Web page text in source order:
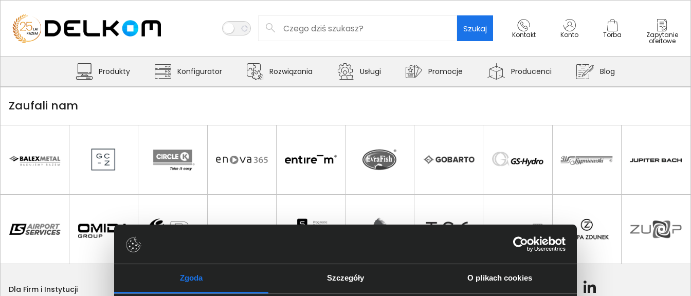
Zgoda Szczegóły O plikach cookies
Szukaj
Kontakt Konto Torba Zapytanie
ofertowe
Produkty Konfigurator Rozwiązania Usługi Promocje Producenci Blog
Zaufali nam
Dla Firm i Instytucji
Zakupy